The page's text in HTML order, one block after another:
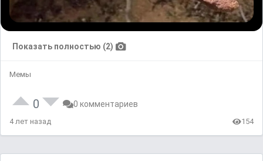
Показать полностью (2)
Мемы
0 0 комментариев
4 лет назад 154